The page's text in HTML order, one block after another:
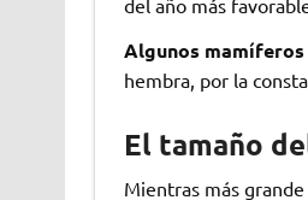
del año más
Algunos
hembra, por la
El tamaño
Mientras más